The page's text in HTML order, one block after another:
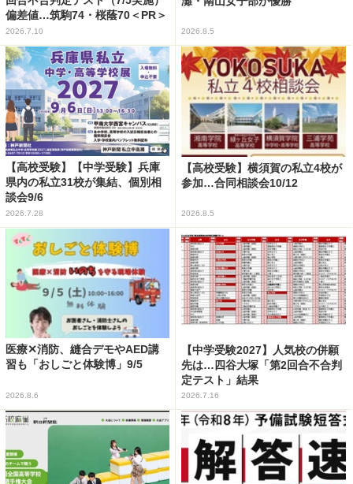
偏差値…筑駒74・桜蔭70＜PR＞
2026.7.10 2026.8.5
【高校受験】【中学受験】兵庫
県内の私立31校が集結、個別相
談会9/6
2026.7.28
【高校受験】横須賀の私立4校が
参加…合同相談会10/12
2026.8.5
医療✕消防、縫合デモやAED講
習も「おしごと体験博」9/5
2026.8.6
【中学受験2027】人気校の併願
先は…四谷大塚「第2回合不合判
定テスト」結果
2026.7.16